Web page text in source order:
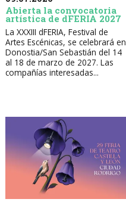
Abierta la convocatoria
artística de dFERIA 2027
La XXXIII dFERIA, Festival de
Artes Escénicas, se celebrará en
Donostia/San Sebastián del 14
al 18 de marzo de 2027. Las
compañías interesadas...